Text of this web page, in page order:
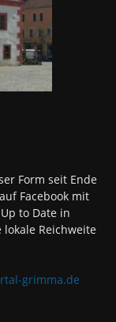
Form seit Ende
Facebook mit
to Date in
Reichweite
grimma.de